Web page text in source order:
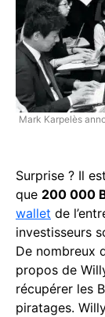
Mark Karpelès
Surprise ? Il
que 200 000
wallet de
investisseurs
De nombreux
propos de
récupérer les
piratages.